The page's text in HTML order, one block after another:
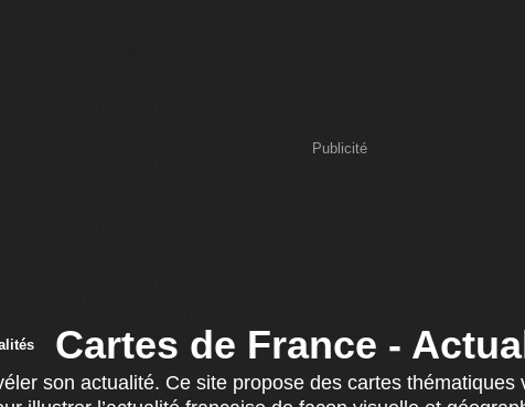
Publicité
Cartes de France -
son actualité. Ce site propose des cartes